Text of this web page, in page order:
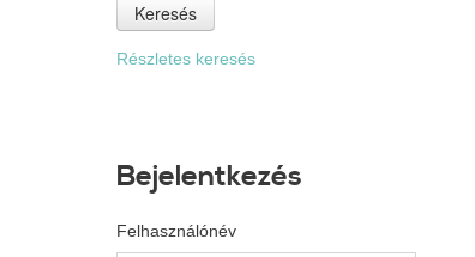
Keresés
Részletes keresés
Bejelentkezés
Felhasználónév